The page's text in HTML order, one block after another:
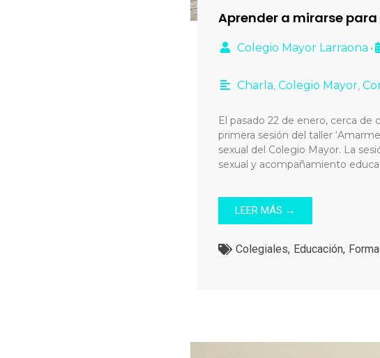
Aprender a mirarse
Colegio Mayor Larraona •
Charla, Colegio Mayor,
El pasado 22 de enero, cerca
primera sesión del taller
sexual del Colegio Mayor. La
sexual y acompañamiento
LEER MÁS →
Colegiales, Educación,